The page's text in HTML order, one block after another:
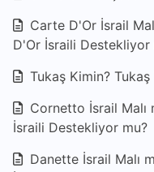
Carte D'Or İsrail
D'Or İsraili Destekliyor
Tukaş Kimin? Tukaş
Cornetto İsrail Malı
İsraili Destekliyor mu?
Danette İsrail Malı